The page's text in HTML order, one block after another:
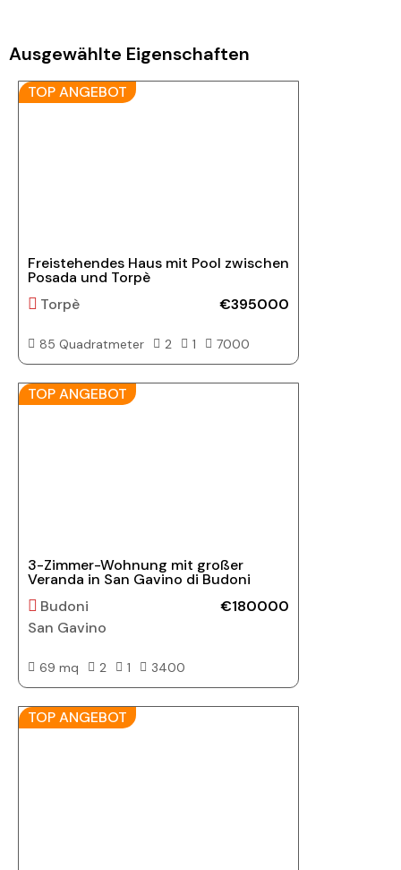
Ausgewählte Eigenschaften
TOP ANGEBOT
Freistehendes Haus mit Pool zwischen
Posada und Torpè
Torpè
€395000
85 Quadratmeter 2 1 7000
TOP ANGEBOT
3-Zimmer-Wohnung mit großer
Veranda in San Gavino di Budoni
Budoni
San Gavino
€180000
69 mq 2 1 3400
TOP ANGEBOT